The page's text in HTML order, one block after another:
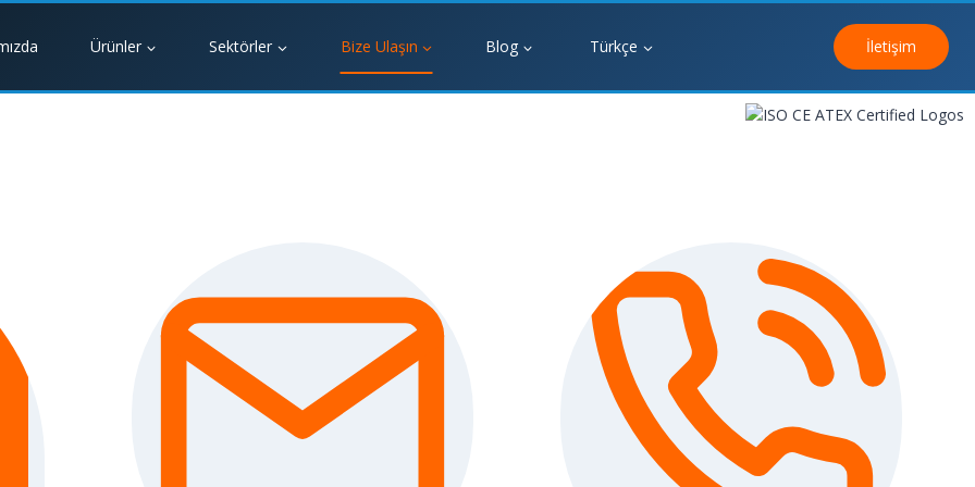
Ürünler Sektörler Bize Ulaşın Blog Türkçe İletişim